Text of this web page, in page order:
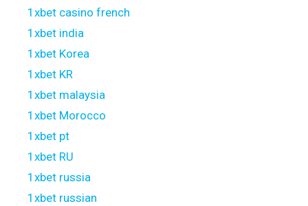
1xbet casino french
1xbet india
1xbet Korea
1xbet KR
1xbet malaysia
1xbet Morocco
1xbet pt
1xbet RU
1xbet russia
1xbet russian